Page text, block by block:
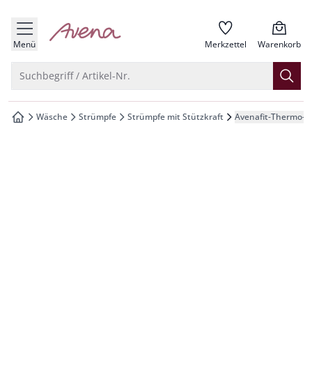
springen
springen
springen
springen
Menü zur Startseite Merkzettel Warenkorb
Suchbegriff / Artikel-Nr.
zur Startseite
Wäsche Strümpfe Strümpfe mit Stützkraft Avenafit-Thermo-